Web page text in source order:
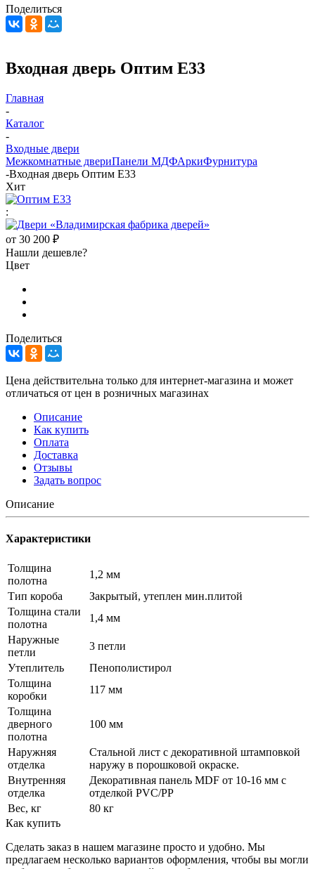
Поделиться
Входная дверь Оптим E33
Главная
-
Каталог
-
Входные двери
Межкомнатные двериПанели МДФАркиФурнитура
-Входная дверь Оптим E33
Хит
:
от 30 200 ₽
Нашли дешевле?
Цвет
Поделиться
Цена действительна только для интернет-магазина и может
отличаться от цен в розничных магазинах
Описание
Как купить
Оплата
Доставка
Отзывы
Задать вопрос
Описание
Характеристики
Толщина
полотна
1,2 мм
Тип короба
Закрытый, утеплен мин.плитой
Толщина стали
полотна
1,4 мм
Наружные
петли
3 петли
Утеплитель
Пенополистирол
Толщина
коробки
117 мм
Толщина
дверного
полотна
100 мм
Наружняя
отделка
Стальной лист c декоративной штамповкой
наружу в порошковой окраске.
Внутренняя
отделка
Декоративная панель MDF от 10-16 мм с
отделкой PVC/PP
Вес, кг
80 кг
Как купить
Сделать заказ в нашем магазине просто и удобно. Мы
предлагаем несколько вариантов оформления, чтобы вы могли